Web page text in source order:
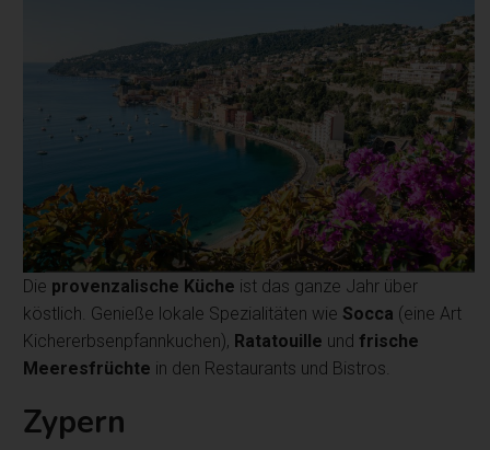
Die provenzalische Küche ist das ganze Jahr über
köstlich. Genieße lokale Spezialitäten wie Socca (eine Art
Kichererbsenpfannkuchen), Ratatouille und frische
Meeresfrüchte in den Restaurants und Bistros.
Zypern